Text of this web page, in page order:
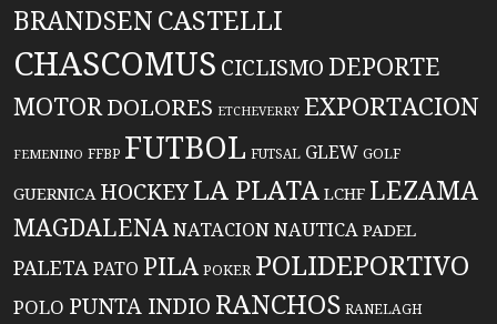
BRANDSENCASTELLI
CHASCOMUS CICLISMO DEPORTE
MOTORDOLORES ETCHEVERRY EXPORTACION
FEMENINO FFBP FUTBOL FUTSAL GLEW GOLF
GUERNICA HOCKEYLA PLATA LCHF LEZAMA
MAGDALENANATACIONNAUTICA PADEL
PALETAPATO PILA POKER POLIDEPORTIVO
POLO PUNTA INDIO RANCHOS RANELAGH